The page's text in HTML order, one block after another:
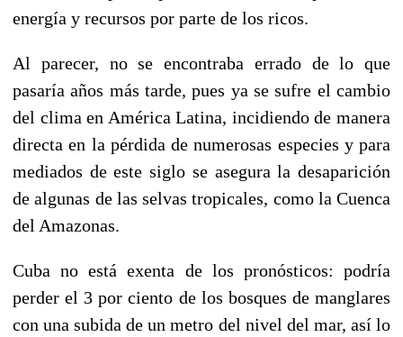
energía y recursos por parte de los ricos.
Al parecer, no se encontraba errado de lo que
pasaría años más tarde, pues ya se sufre el cambio
del clima en América Latina, incidiendo de manera
directa en la pérdida de numerosas especies y para
mediados de este siglo se asegura la desaparición
de algunas de las selvas tropicales, como la Cuenca
del Amazonas.
Cuba no está exenta de los pronósticos: podría
perder el 3 por ciento de los bosques de manglares
con una subida de un metro del nivel del mar, así lo